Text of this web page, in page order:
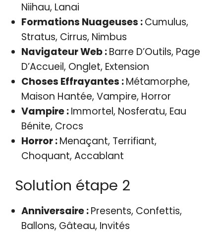
Niihau, Lanai
Formations Nuageuses :Cumulus,
Stratus, Cirrus, Nimbus
Navigateur Web :Barre D’Outils, Page
D’Accueil, Onglet, Extension
Choses Effrayantes :Métamorphe,
Maison Hantée, Vampire, Horror
Vampire :Immortel, Nosferatu, Eau
Bénite, Crocs
Horror :Menaçant, Terrifiant,
Choquant, Accablant
Solution étape 2
Anniversaire :Presents, Confettis,
Ballons, Gâteau, Invités